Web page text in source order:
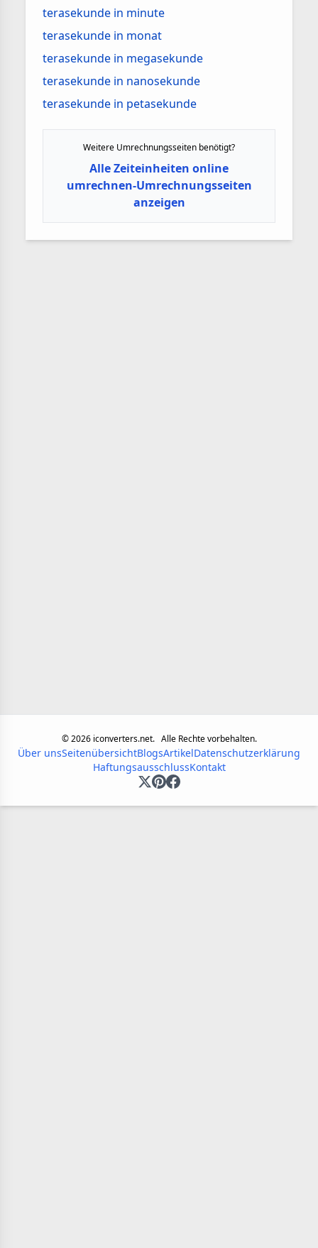
terasekunde in minute
terasekunde in monat
terasekunde in megasekunde
terasekunde in nanosekunde
terasekunde in petasekunde
Weitere Umrechnungsseiten benötigt?
Alle Zeiteinheiten online
umrechnen-Umrechnungsseiten
anzeigen
©2026iconverters.net. Alle Rechte vorbehalten.
Über unsSeitenübersichtBlogsArtikelDatenschutzerklärung
HaftungsausschlussKontakt